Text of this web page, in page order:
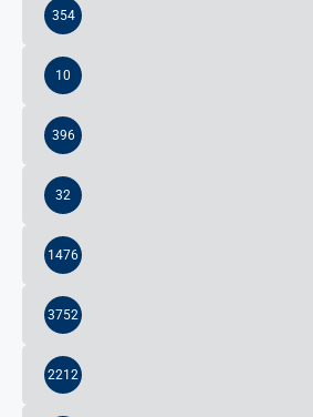
354
10
396
32
1476
3752
2212